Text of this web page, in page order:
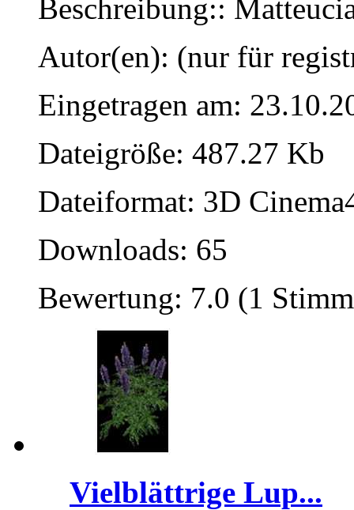
Beschreibung::
Autor(en): (nur für
Eingetragen am:
Dateigröße: 487.27 Kb
Dateiformat: 3D
Downloads: 65
Bewertung: 7.0 (1
Vielblättrige Lup...